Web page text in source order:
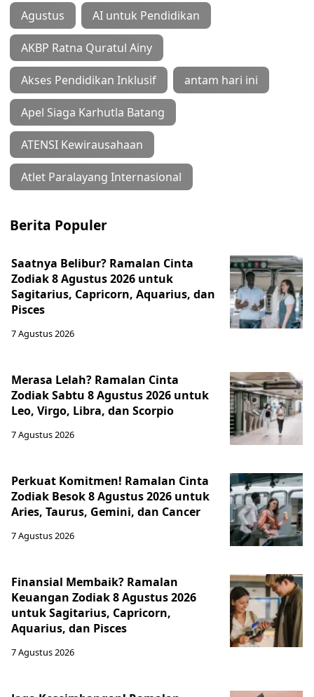
Agustus AI untuk Pendidikan
AKBP Ratna Quratul Ainy
Akses Pendidikan Inklusif antam hari ini
Apel Siaga Karhutla Batang
ATENSI Kewirausahaan
Atlet Paralayang Internasional
Berita Populer
Saatnya Belibur? Ramalan Cinta
Zodiak 8 Agustus 2026 untuk
Sagitarius, Capricorn, Aquarius, dan
Pisces
7 Agustus 2026
Merasa Lelah? Ramalan Cinta
Zodiak Sabtu 8 Agustus 2026 untuk
Leo, Virgo, Libra, dan Scorpio
7 Agustus 2026
Perkuat Komitmen! Ramalan Cinta
Zodiak Besok 8 Agustus 2026 untuk
Aries, Taurus, Gemini, dan Cancer
7 Agustus 2026
Finansial Membaik? Ramalan
Keuangan Zodiak 8 Agustus 2026
untuk Sagitarius, Capricorn,
Aquarius, dan Pisces
7 Agustus 2026